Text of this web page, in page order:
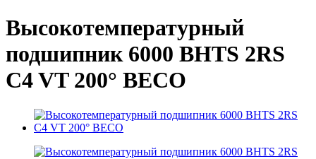
Высокотемпературный
подшипник 6000 BHTS 2RS
C4 VT 200° BECO